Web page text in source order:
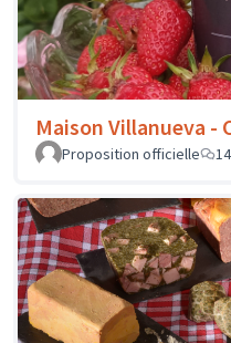
Maison Villanueva -
Proposition officielle 14